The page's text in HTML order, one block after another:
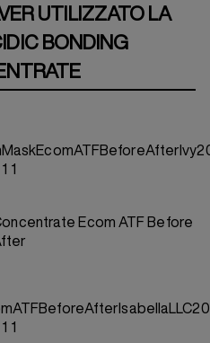
UTILIZZATO LA
BONDING